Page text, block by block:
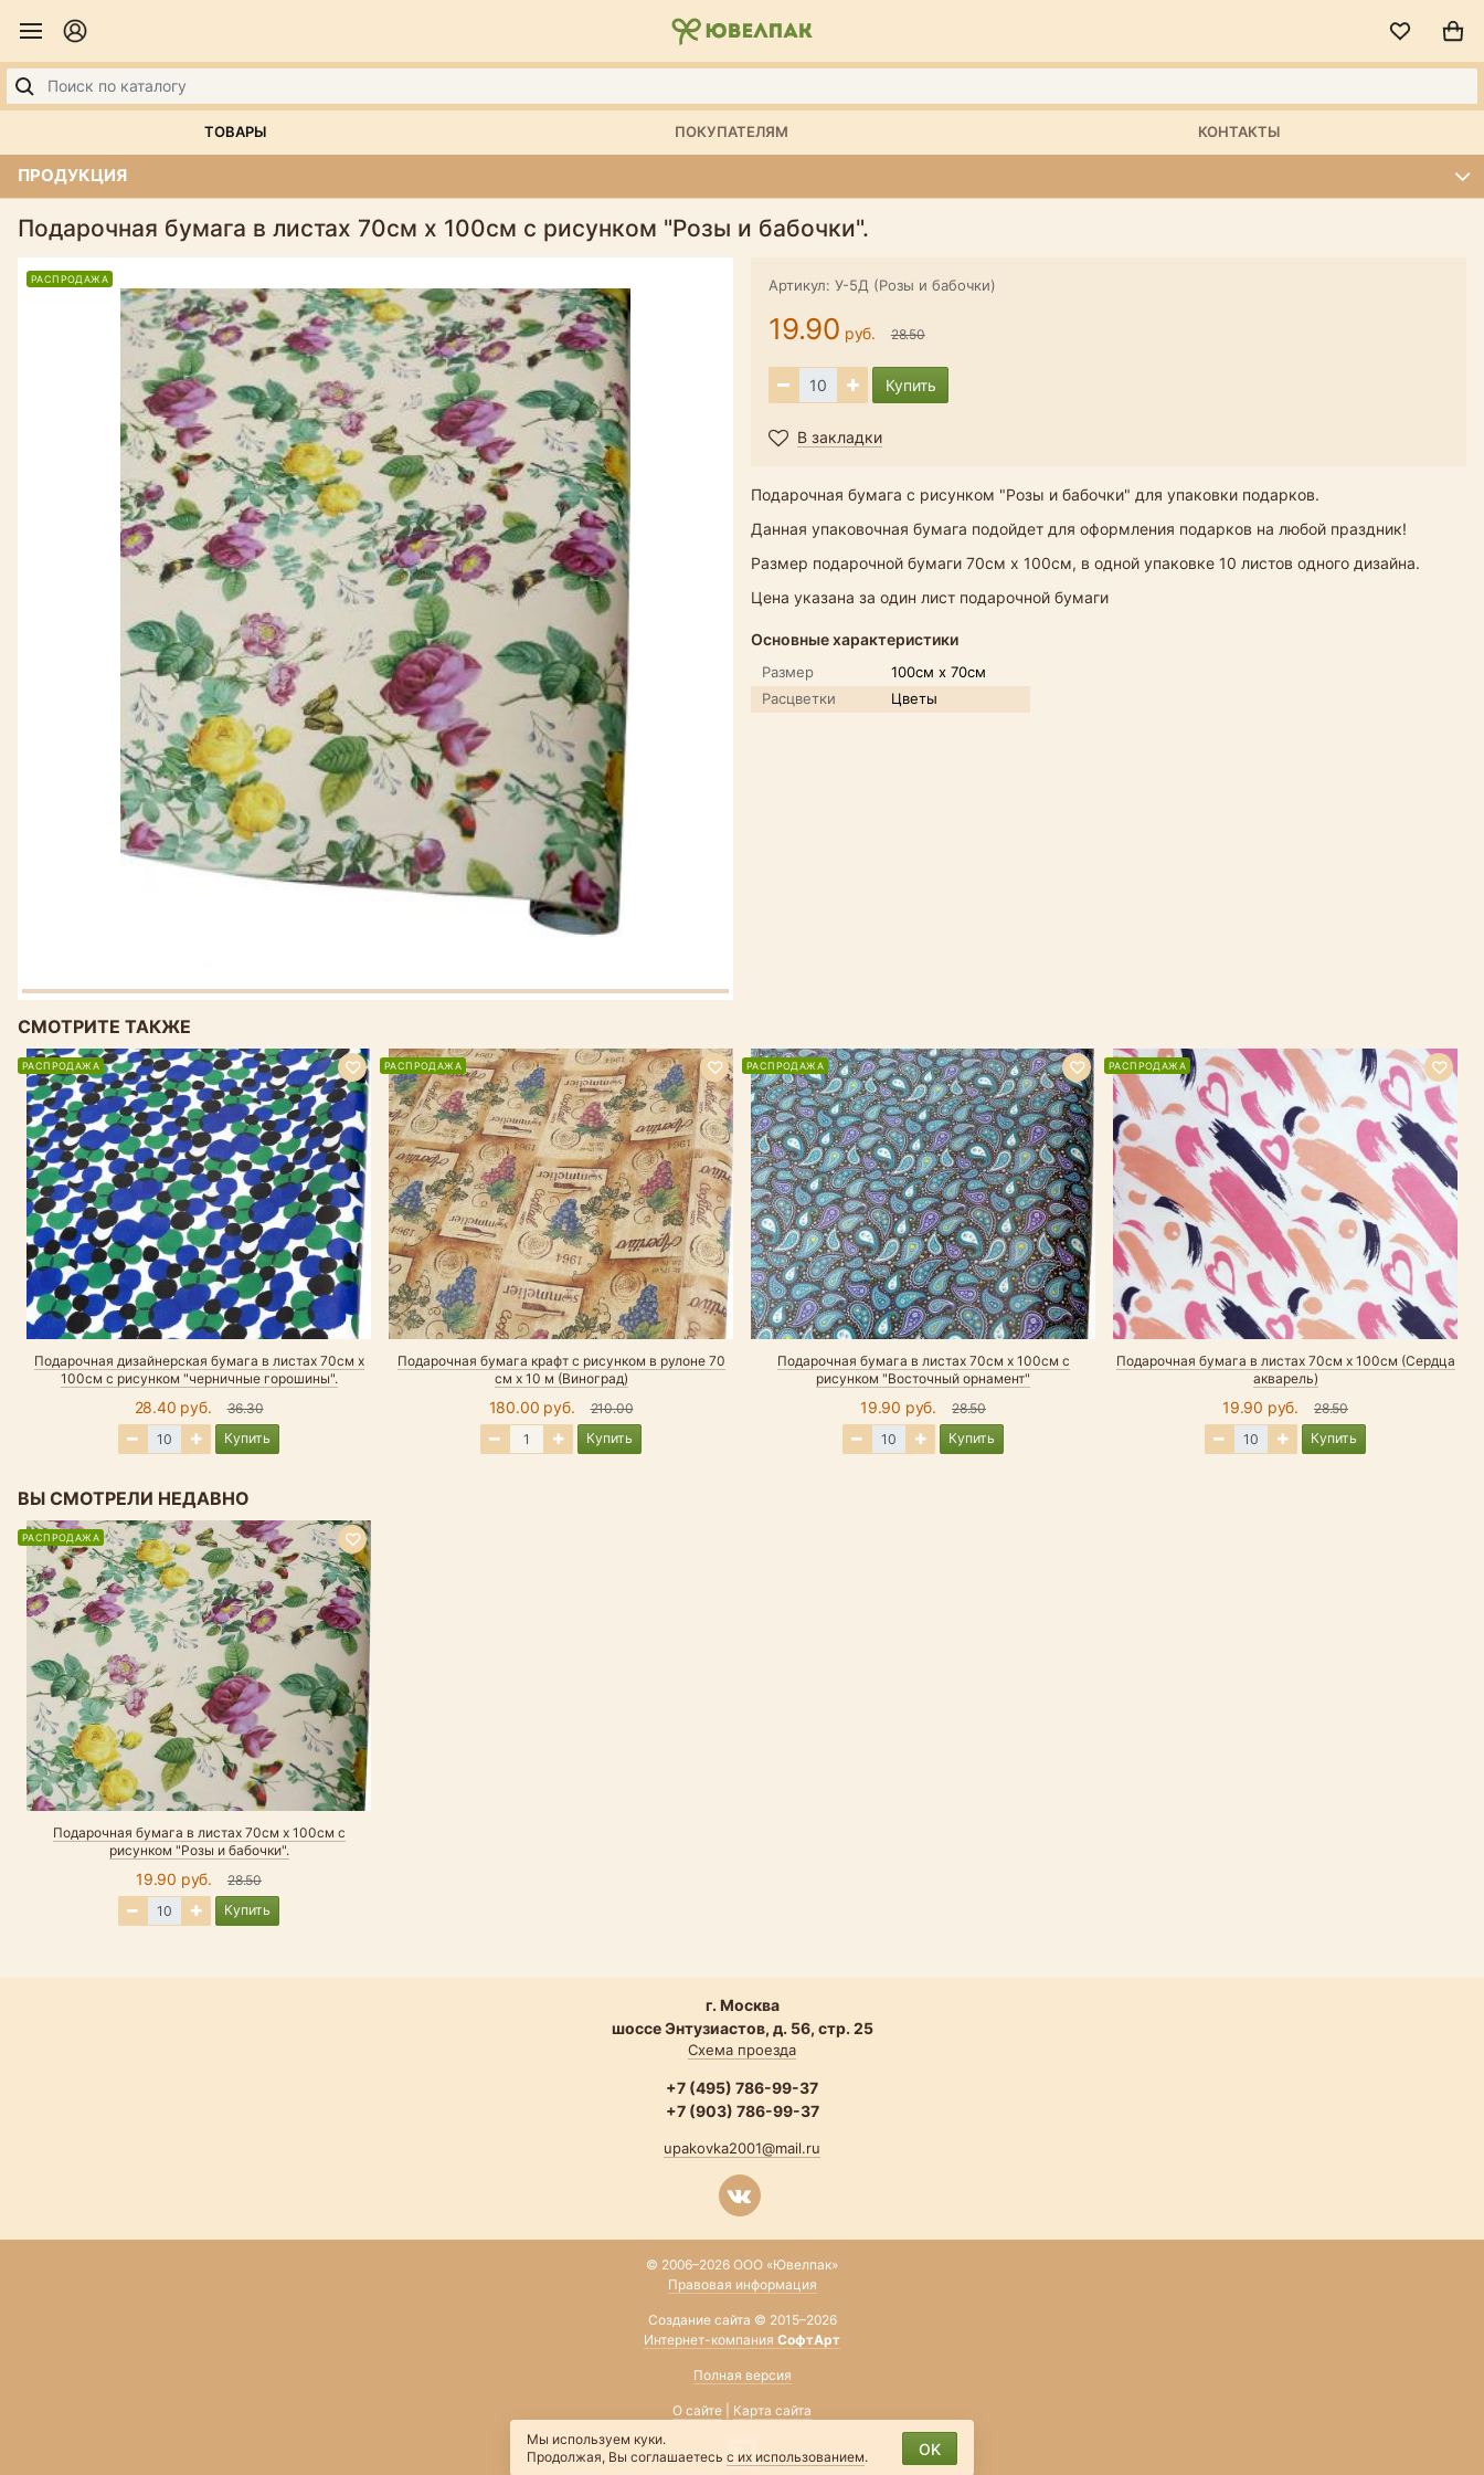
ТОВАРЫ ПОКУПАТЕЛЯМ КОНТАКТЫ
ПРОДУКЦИЯ
Подарочная бумага в листах 70см х 100см с рисунком "Розы и бабочки".
РАСПРОДАЖА Артикул: У-5Д (Розы и бабочки)
19.90 руб. 28.50
Купить
В закладки
Подарочная бумага с рисунком "Розы и бабочки" для упаковки подарков.
Данная упаковочная бумага подойдет для оформления подарков на любой праздник!
Размер подарочной бумаги 70см х 100см, в одной упаковке 10 листов одного дизайна.
Цена указана за один лист подарочной бумаги
Основные характеристики
Размер
100см х 70см
Расцветки
Цветы
СМОТРИТЕ ТАКЖЕ
Подарочная дизайнерская бумага в листах 70см х
100см с рисунком "черничные горошины".
28.40 руб.
36.30
Купить
РАСПРОДАЖА
Подарочная бумага крафт с рисунком в рулоне 70
см х 10 м (Виноград)
180.00 руб.
210.00
Купить
РАСПРОДАЖА
Подарочная бумага в листах 70см х 100см с
рисунком "Восточный орнамент"
19.90 руб.
28.50
Купить
РАСПРОДАЖА
Подарочная бумага в листах 70см х 100см (Сердца
акварель)
19.90 руб.
28.50
Купить
РАСПРОДАЖА
ВЫ СМОТРЕЛИ НЕДАВНО
Подарочная бумага в листах 70см х 100см с
рисунком "Розы и бабочки".
19.90 руб.
28.50
Купить
РАСПРОДАЖА
г. Москва
шоссе Энтузиастов, д. 56, стр. 25
Схема проезда
+7 (495) 786-99-37
+7 (903) 786-99-37
upakovka2001@mail.ru
© 2006–2026 ООО «Ювелпак»
Правовая информация
Создание сайта © 2015–2026
Интернет-компания СофтАрт
Полная версия
О сайте
Карта сайта
Мы используем куки.
Продолжая, Вы соглашаетесь с их использованием. OK